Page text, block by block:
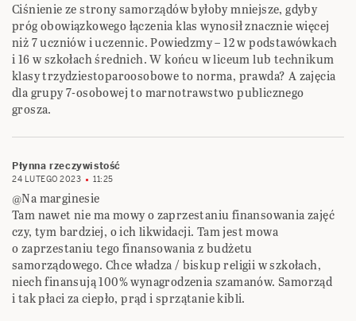
Ciśnienie ze strony samorządów byłoby mniejsze, gdyby
próg obowiązkowego łączenia klas wynosił znacznie więcej
niż 7 uczniów i uczennic. Powiedzmy – 12 w podstawówkach
i 16 w szkołach średnich. W końcu w liceum lub technikum
klasy trzydziestoparoosobowe to norma, prawda? A zajęcia
dla grupy 7-osobowej to marnotrawstwo publicznego
grosza.
Płynna rzeczywistość
24 LUTEGO 2023 11:25
@Na marginesie
Tam nawet nie ma mowy o zaprzestaniu finansowania zajęć
czy, tym bardziej, o ich likwidacji. Tam jest mowa
o zaprzestaniu tego finansowania z budżetu
samorządowego. Chce władza / biskup religii w szkołach,
niech finansują 100% wynagrodzenia szamanów. Samorząd
i tak płaci za ciepło, prąd i sprzątanie kibli.